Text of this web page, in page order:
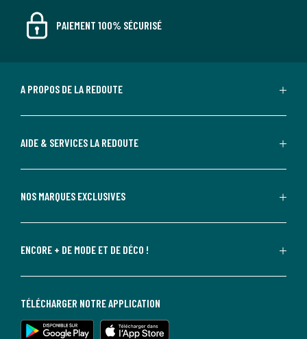
PAIEMENT 100% SÉCURISÉ
A PROPOS DE LA REDOUTE
AIDE & SERVICES LA REDOUTE
NOS MARQUES EXCLUSIVES
ENCORE + DE MODE ET DE DÉCO !
TÉLÉCHARGER NOTRE APPLICATION